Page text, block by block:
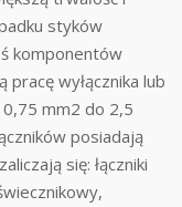
styków
komponentów
pracę wyłącznika lub
mm2 do 2,5
posiadają
się: łączniki